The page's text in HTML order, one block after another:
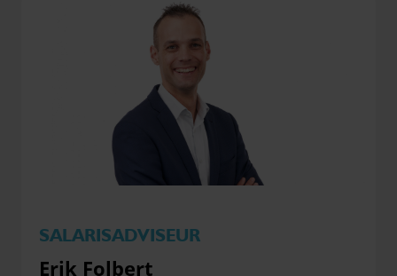
SALARISADVISEUR
Erik Folbert